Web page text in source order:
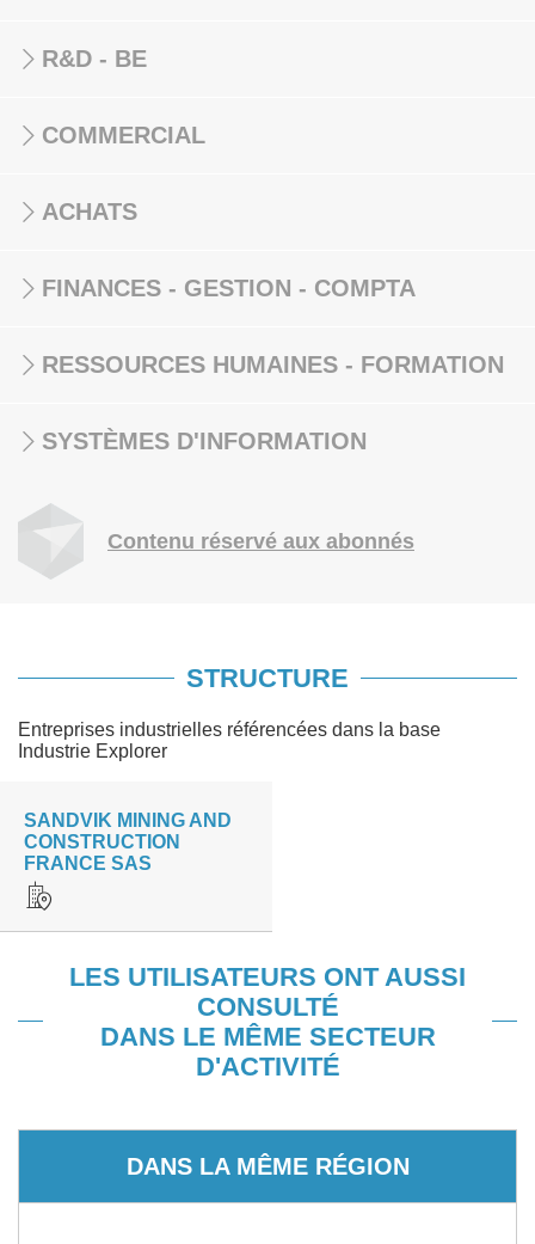
R&D - BE
COMMERCIAL
ACHATS
FINANCES - GESTION - COMPTA
RESSOURCES HUMAINES - FORMATION
SYSTÈMES D'INFORMATION
Contenu réservé aux abonnés
STRUCTURE
Entreprises industrielles référencées dans la base
Industrie Explorer
SANDVIK MINING AND
CONSTRUCTION
FRANCE SAS
LES UTILISATEURS ONT AUSSI
CONSULTÉ
DANS LE MÊME SECTEUR
D'ACTIVITÉ
DANS LA MÊME RÉGION